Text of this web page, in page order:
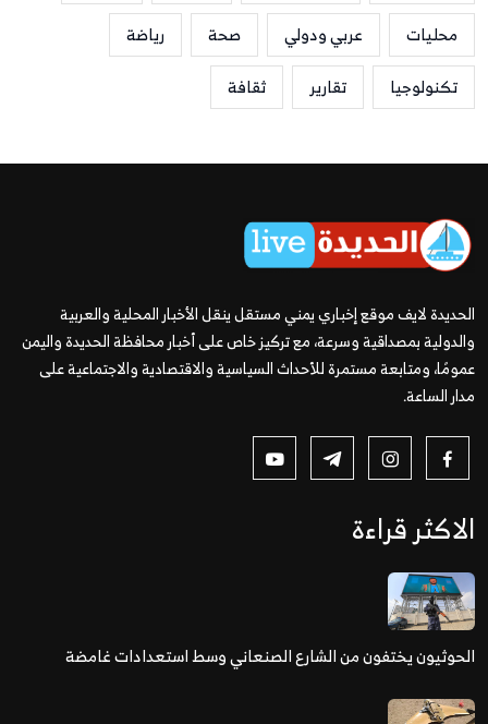
محليات
عربي ودولي صحة
رياضة
تكنولوجيا
تقارير ثقافة
الحديدة لايف موقع إخباري يمني مستقل ينقل الأخبار المحلية والعربية
والدولية بمصداقية وسرعة، مع تركيز خاص على أخبار محافظة الحديدة واليمن
عمومًا، ومتابعة مستمرة للأحداث السياسية والاقتصادية والاجتماعية على
مدار الساعة.
الاكثر قراءة
الحوثيون يختفون من الشارع الصنعاني وسط استعدادات غامضة